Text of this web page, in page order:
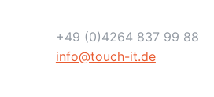
+49 (0)4264 837 99 88
info@touch-it.de